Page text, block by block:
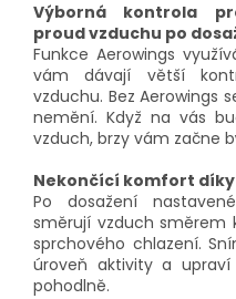
Výborná kontrola
proud vzduchu po
Funkce Aerowings
vám dávají větší
vzduchu. Bez Aerowings
nemění. Když na vás
vzduch, brzy vám začne
Nekončící komfort
Po dosažení
směrují vzduch směrem
sprchového chlazení.
úroveň aktivity a
pohodlně.